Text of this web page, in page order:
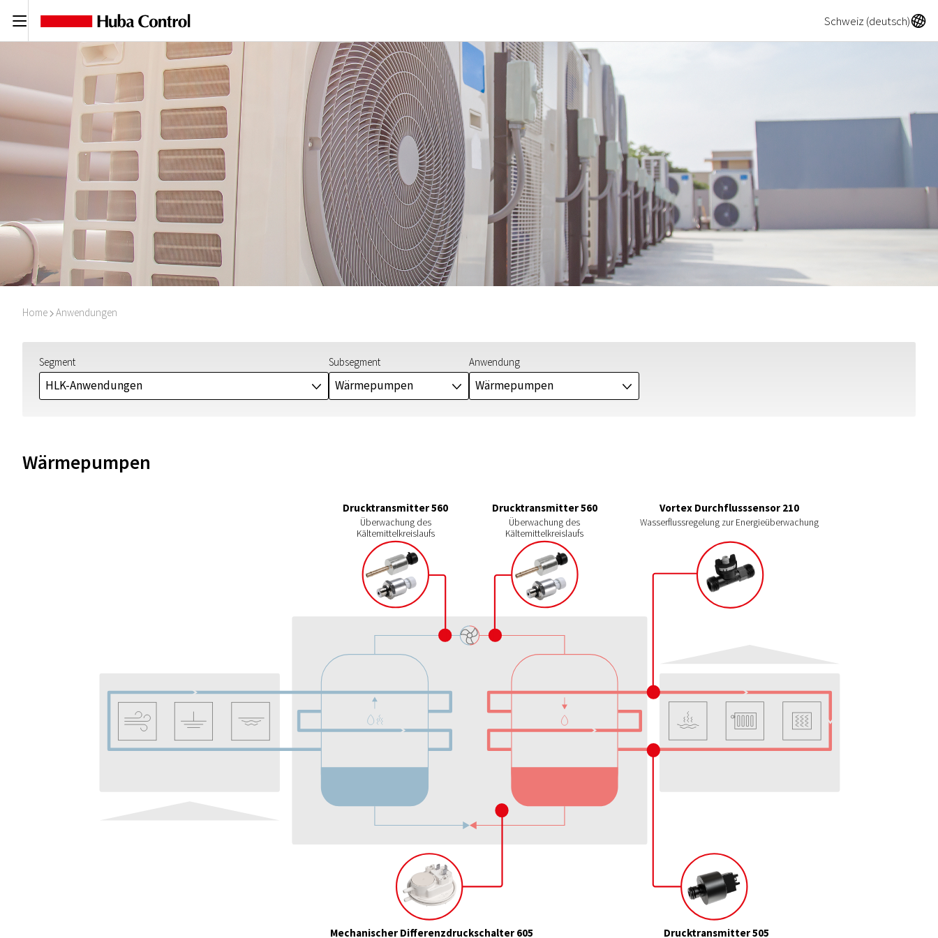
C Schweiz (deutsch)A
Home I Anwendungen
Segment
HLK-Anwendungen J
Subsegment
Wärmepumpen J
Anwendung
Wärmepumpen J
Wärmepumpen
Drucktransmitter 505
Mechanischer Differenzdruckschalter 605
Überwachung des
Kältemittelkreislaufs
Drucktransmitter 560
Überwachung des
Kältemittelkreislaufs
Drucktransmitter 560
Wasserflussregelung zur Energieüberwachung
Vortex Durchflusssensor 210